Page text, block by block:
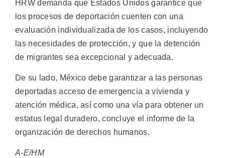
HRW demanda que Estados Unidos garantice que
los procesos de deportación cuenten con una
evaluación individualizada de los casos, incluyendo
las necesidades de protección, y que la detención
de migrantes sea excepcional y adecuada.
De su lado, México debe garantizar a las personas
deportadas acceso de emergencia a vivienda y
atención médica, así como una vía para obtener un
estatus legal duradero, concluye el informe de la
organización de derechos humanos.
A-E/HM